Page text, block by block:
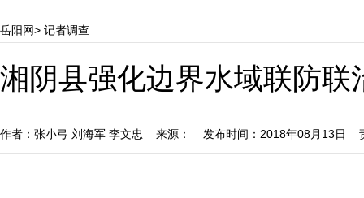
岳阳网> 记者调查
湘阴县强化边界水域联防联
作者：张小弓 刘海军 李文忠 来源： 发布时间：2018年08月13日